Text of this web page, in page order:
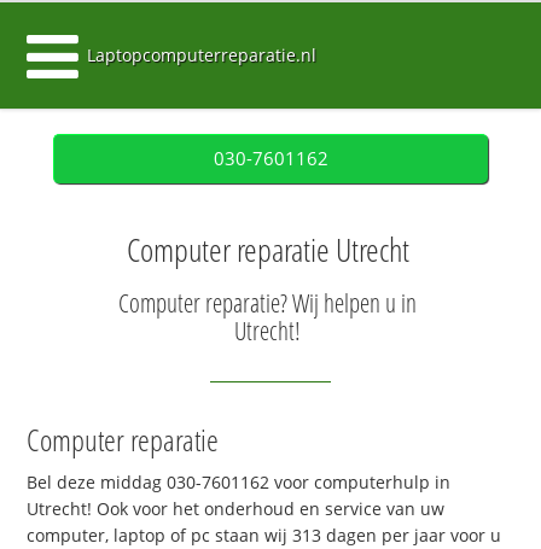
Laptopcomputerreparatie.nl
030-7601162
Computer reparatie Utrecht
Computer reparatie? Wij helpen u in
Utrecht!
Computer reparatie
Bel deze middag 030-7601162 voor computerhulp in
Utrecht! Ook voor het onderhoud en service van uw
computer, laptop of pc staan wij 313 dagen per jaar voor u